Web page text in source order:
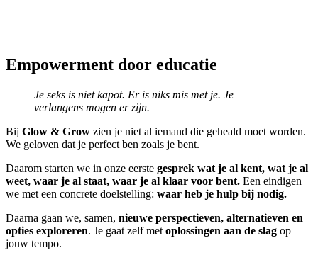
Empowerment door educatie
Je seks is niet kapot. Er is niks mis met je. Je
verlangens mogen er zijn.
Bij Glow & Grow zien je niet al iemand die geheald moet worden.
We geloven dat je perfect ben zoals je bent.
Daarom starten we in onze eerste gesprek wat je al kent, wat je al
weet, waar je al staat, waar je al klaar voor bent. Een eindigen
we met een concrete doelstelling: waar heb je hulp bij nodig.
Daarna gaan we, samen, nieuwe perspectieven, alternatieven en
opties exploreren. Je gaat zelf met oplossingen aan de slag op
jouw tempo.